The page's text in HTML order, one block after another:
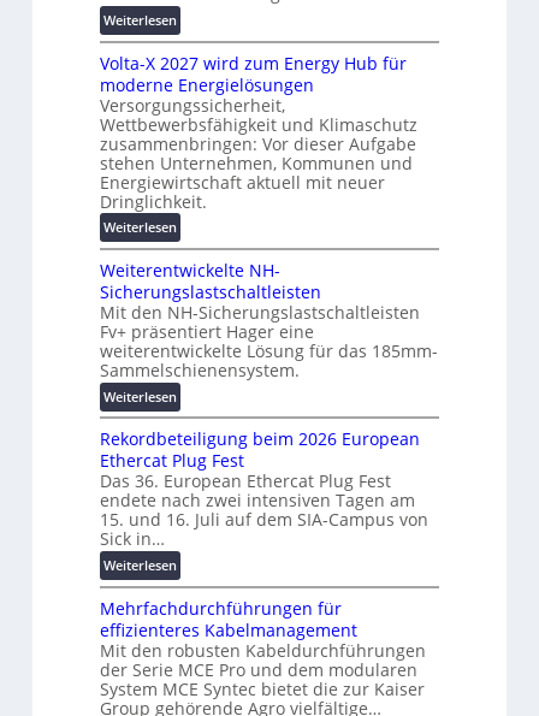
n
g
l
ö
s
u
n
g
e
n
h
u
t
z
u
n
d
d
i
g
i
a
e
T
r
a
n
s
a
r
e
n
z
Weiterlesen:
M
a
s
c
h
i
n
e
n
b
u
:
F
o
r
s
c
h
u
g
s
r
d
e
r
u
n
g
Volta-X 2027 wird zum Energy Hub für
moderne Energielösungen
Versorgungssicherheit,
Wettbewerbsfähigkeit und Klimaschutz
zusammenbringen: Vor dieser Aufgabe
stehen Unternehmen, Kommunen und
Energiewirtschaft aktuell mit neuer
Dringlichkeit.
Weiterlesen:
V
o
l
t
a
-
X
2
0
2
7
w
i
r
d
z
u
m
E
n
e
r
Weiterentwickelte NH-
Sicherungslastschaltleisten
Mit den NH-Sicherungslastschaltleisten
Fv+ präsentiert Hager eine
weiterentwickelte Lösung für das 185mm-
Sammelschienensystem.
Weiterlesen:
W
e
i
t
e
r
n
t
w
i
c
k
e
Rekordbeteiligung beim 2026 European
Ethercat Plug Fest
Das 36. European Ethercat Plug Fest
endete nach zwei intensiven Tagen am
15. und 16. Juli auf dem SIA-Campus von
Sick in…
Weiterlesen:
R
e
k
o
r
d
Mehrfachdurchführungen für
effizienteres Kabelmanagement
Mit den robusten Kabeldurchführungen
der Serie MCE Pro und dem modularen
System MCE Syntec bietet die zur Kaiser
Group gehörende Agro vielfältige…